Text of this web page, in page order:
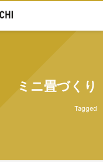
ミニ畳づくり
Tagged